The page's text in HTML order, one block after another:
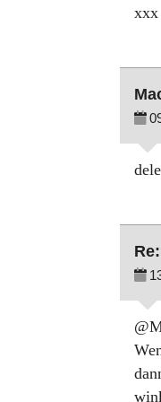
xxx